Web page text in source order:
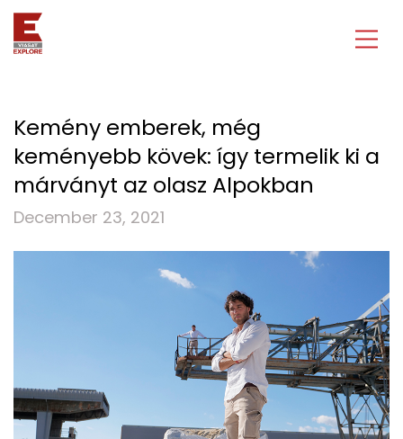
Kemény emberek, még
keményebb kövek: így termelik ki a
márványt az olasz Alpokban
December 23, 2021